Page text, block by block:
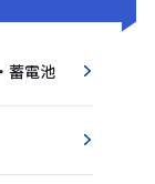
蓄電池